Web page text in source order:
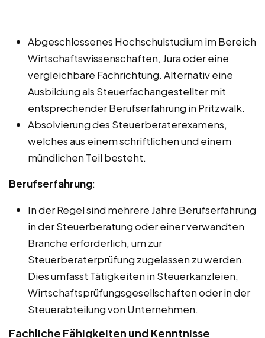
Abgeschlossenes Hochschulstudium im Bereich
Wirtschaftswissenschaften, Jura oder eine
vergleichbare Fachrichtung. Alternativ eine
Ausbildung als Steuerfachangestellter mit
entsprechender Berufserfahrung in Pritzwalk.
Absolvierung des Steuerberaterexamens,
welches aus einem schriftlichen und einem
mündlichen Teil besteht.
Berufserfahrung:
In der Regel sind mehrere Jahre Berufserfahrung
in der Steuerberatung oder einer verwandten
Branche erforderlich, um zur
Steuerberaterprüfung zugelassen zu werden.
Dies umfasst Tätigkeiten in Steuerkanzleien,
Wirtschaftsprüfungsgesellschaften oder in der
Steuerabteilung von Unternehmen.
Fachliche Fähigkeiten und Kenntnisse